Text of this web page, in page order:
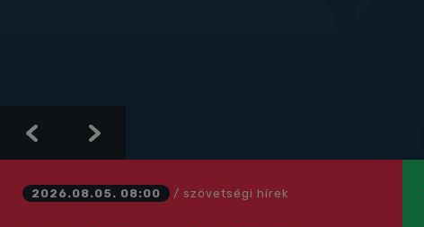
PreviousNext
2026.08.05. 08:00 / szövetségi hírek